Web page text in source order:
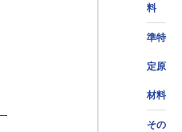
料
準特
定原
材料
その